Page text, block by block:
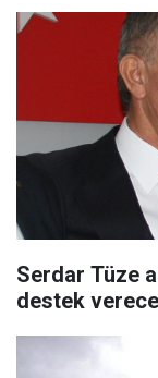
Serdar Tüze
destek